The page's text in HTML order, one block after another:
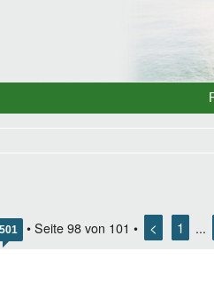
• Seite 98 von 101 • < 1 ...